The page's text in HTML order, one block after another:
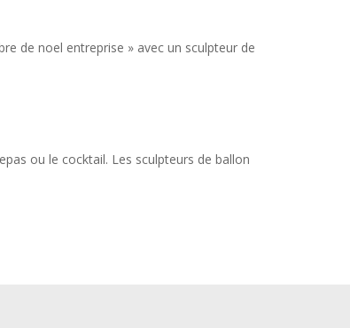
de noel entreprise » avec un sculpteur de
ou le cocktail. Les sculpteurs de ballon